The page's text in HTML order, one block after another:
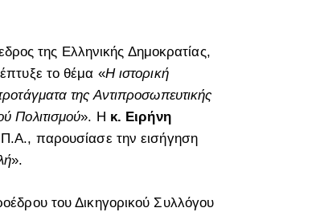
της Ελληνικής Δημοκρατίας,
το θέμα «Η ιστορική
της Αντιπροσωπευτικής
Πολιτισμού». Η κ. Ειρήνη
παρουσίασε την εισήγηση
».
του Δικηγορικού Συλλόγου